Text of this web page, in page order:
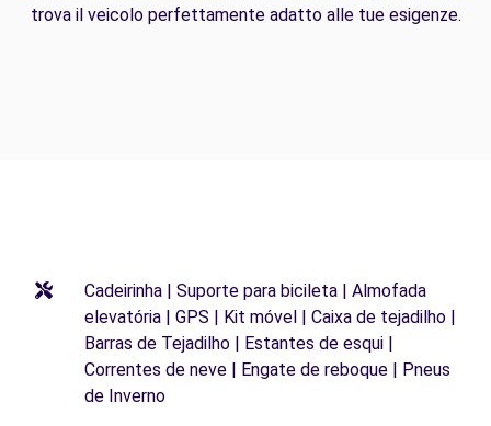
trova il veicolo perfettamente adatto alle tue esigenze.
Cadeirinha | Suporte para bicileta | Almofada
elevatória | GPS | Kit móvel | Caixa de tejadilho |
Barras de Tejadilho | Estantes de esqui |
Correntes de neve | Engate de reboque | Pneus
de Inverno